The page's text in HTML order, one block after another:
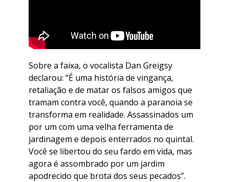
Sobre a faixa, o vocalista Dan Greigsy
declarou: “É uma história de vingança,
retaliação e de matar os falsos amigos que
tramam contra você, quando a paranoia se
transforma em realidade. Assassinados um
por um com uma velha ferramenta de
jardinagem e depois enterrados no quintal.
Você se libertou do seu fardo em vida, mas
agora é assombrado por um jardim
apodrecido que brota dos seus pecados”.